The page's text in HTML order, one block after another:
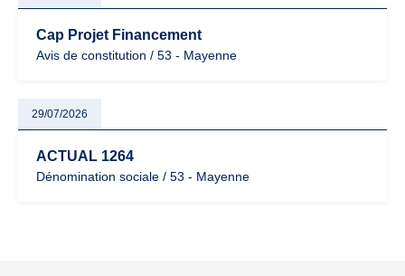
Cap Projet Financement
Avis de constitution / 53 - Mayenne
29/07/2026
ACTUAL 1264
Dénomination sociale / 53 - Mayenne